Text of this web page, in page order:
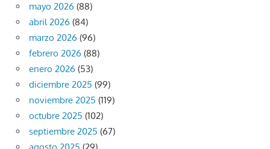
mayo 2026 (88)
abril 2026 (84)
marzo 2026 (96)
febrero 2026 (88)
enero 2026 (53)
diciembre 2025 (99)
noviembre 2025 (119)
octubre 2025 (102)
septiembre 2025 (67)